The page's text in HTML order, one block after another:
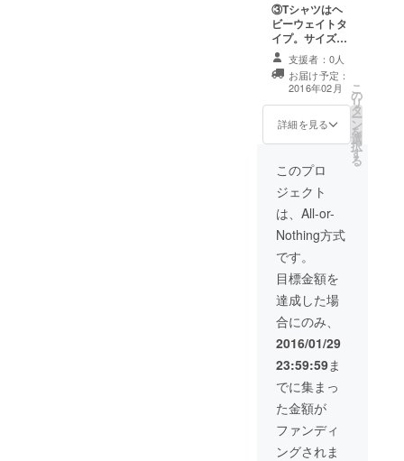
産の食
材を使
い、群
馬県の
ブラン
ドイ
メージ
寄与す
ること
として
いま
す！ 参
加店舗
でお使
いいた
お食事
券をリ
ターン
品に追
加しま
す！
（2016/
01/21)
事券をリターン
品に追加しま
す！
（2016/01/21)
を1枚選び、その
札をモチーフに
したメニューを
開発、販売提供
しています。群
馬県産の食材を
使い、群馬県の
ブランドイメー
ジ向上に寄与す
ることを目的と
しています！ 参
加店舗でお使い
いただけるお食
事券をリターン
品に追加しま
す！
（2016/01/21)
③Tシャツはヘ
ビーウェイトタ
イプ。サイズは
100cm～XXXL
まで多数取りそ
ろえておりま
す。 サイズにつ
いては別途ご要
望を伺います。
リー」…群馬県
内の飲食店が、
上毛かるたの札
を1枚選び、その
札をモチーフに
したメニューを
開発、販売提供
しています。群
馬県産の食材を
使い、群馬県の
ブランドイメー
ジ向上に寄与す
ることを目的と
加店舗でお使い
いただけるお食
事券をリターン
品に追加しま
す！
（2016/01/21)
支援者：0人
お届け予定：
2016年02月
詳細を見る
こ
の
リ
タ
ー
ン
を
選
択
す
る
このプロ
ジェクト
は、All-or-
Nothing方式
です。
目標金額を
達成した場
合にのみ、
2016/01/29
23:59:59ま
でに集まっ
た金額が
ファンディ
ングされま